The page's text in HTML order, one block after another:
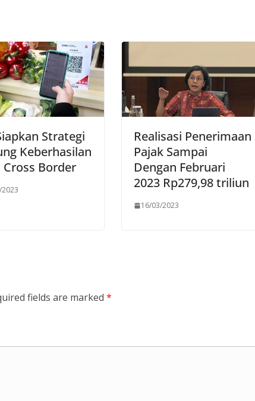
Strategi
Keberhasilan
Cross Border
Realisasi Penerimaan
Pajak Sampai
Dengan Februari
2023 Rp279,98 triliun
16/03/2023
fields are marked *